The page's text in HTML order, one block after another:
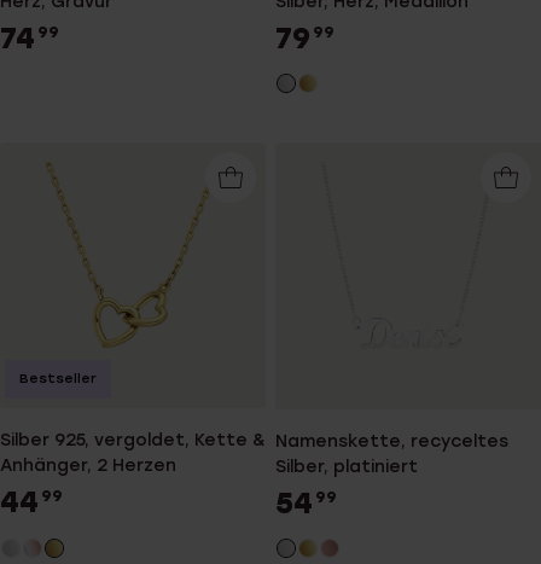
74 99 79 99
Silber 925, vergoldet, Kette &
Anhänger, 2 Herzen
44 99
Bestseller
Namenskette, recyceltes
Silber, platiniert
54 99